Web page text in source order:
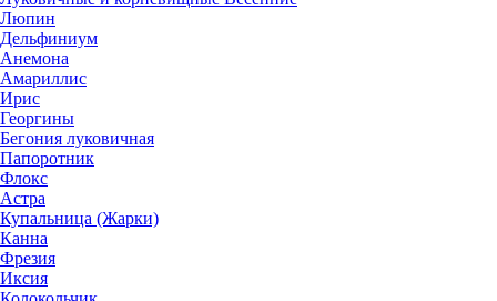
Люпин
Дельфиниум
Анемона
Амариллис
Ирис
Георгины
Бегония луковичная
Папоротник
Флокс
Астра
Купальница (Жарки)
Канна
Фрезия
Иксия